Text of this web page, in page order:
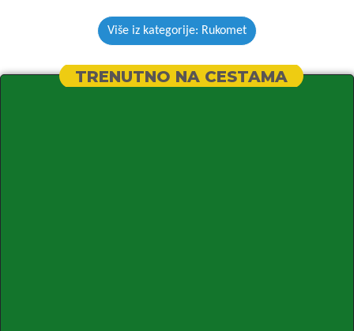
Više iz kategorije: Rukomet
TRENUTNO NA CESTAMA